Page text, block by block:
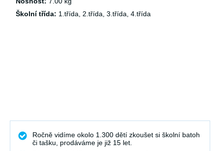
Školní třída: 1.třída, 2.třída, 3.třída, 4.třída
Ročně vidíme okolo 1.300 dětí zkoušet si školní batoh
či tašku, prodáváme je již 15 let.